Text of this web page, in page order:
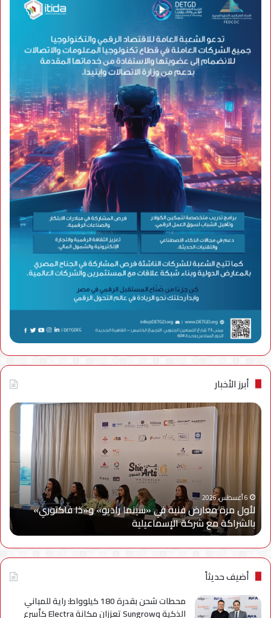
أبرز الأخبار
لأول
معارض
فنية
في
«سينما
راديو»
و«ذا
فاكتوري»
بالشراكة
مع
شركة
الإسماعيلية
6 أغسطس، 2026
لأول مرة معارض فنية في «سينما راديو» و«ذا فاكتوري»
بالشراكة مع شركة الإسماعيلية
مع
Cy
في
A
أضيف حديثاً
محطات شحن بقدرة 180 كيلوواط: راية للمباني
الذكية وSungrow تعززان مكانة Electra كأسرع